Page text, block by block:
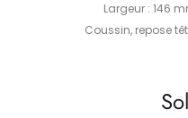
Largeur : 146
Coussin, repose